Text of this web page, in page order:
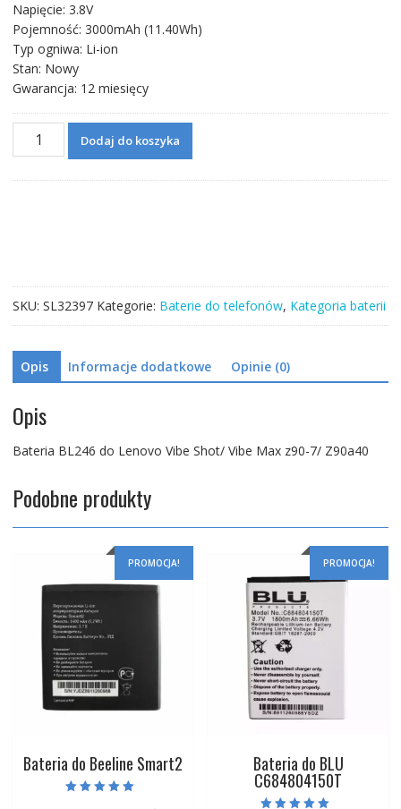
Napięcie: 3.8V
Pojemność: 3000mAh (11.40Wh)
Typ ogniwa: Li-ion
Stan: Nowy
Gwarancja: 12 miesięcy
ilość
Bateria
Max
z90-
7
Dodaj do koszyka
SKU: SL32397 Kategorie: Baterie do telefonów, Kategoria baterii
Opis Informacje dodatkowe Opinie (0)
Opis
Bateria BL246 do Lenovo Vibe Shot/ Vibe Max z90-7/ Z90a40
Podobne produkty
PROMOCJA!
Bateria do Beeline Smart2
PROMOCJA!
Bateria do BLU
C684804150T